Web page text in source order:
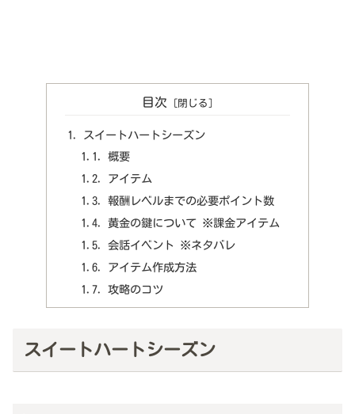
目次
スイートハートシーズン
概要
アイテム
報酬レベルまでの必要ポイント数
黄金の鍵について ※課金アイテム
会話イベント ※ネタバレ
アイテム作成方法
攻略のコツ
スイートハートシーズン